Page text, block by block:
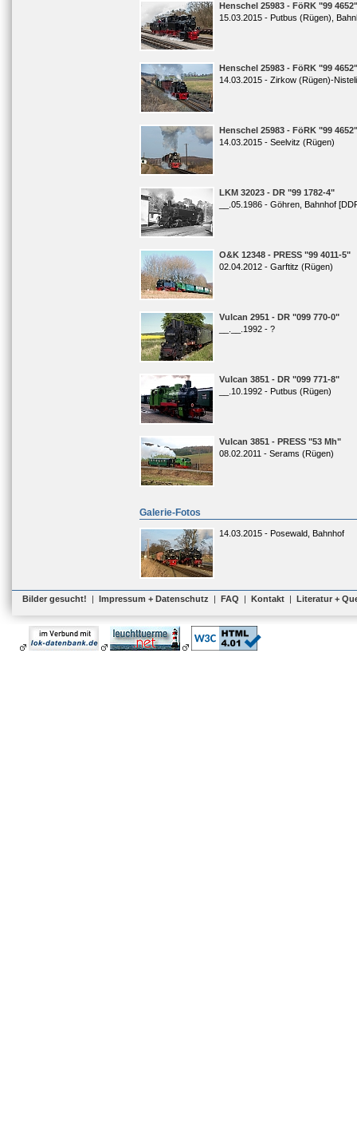
Henschel 25983 - FöRK "99 4652"
15.03.2015 - Putbus (Rügen),
Henschel 25983 - FöRK "99 4652"
14.03.2015 - Zirkow (Rügen)-
Henschel 25983 - FöRK "99 4652"
14.03.2015 - Seelvitz (Rügen)
LKM 32023 - DR "99 1782-4"
__.05.1986 - Göhren, Bahnhof
O&K 12348 - PRESS "99 4011-5"
02.04.2012 - Garftitz (Rügen)
Vulcan 2951 - DR "099 770-0"
__.__.1992 - ?
Vulcan 3851 - DR "099 771-8"
__.10.1992 - Putbus (Rügen)
Vulcan 3851 - PRESS "53 Mh"
08.02.2011 - Serams (Rügen)
Galerie-Fotos
14.03.2015 - Posewald, Bahnhof
Bilder gesucht! | Impressum + Datenschutz | FAQ | Kontakt | Literatur +